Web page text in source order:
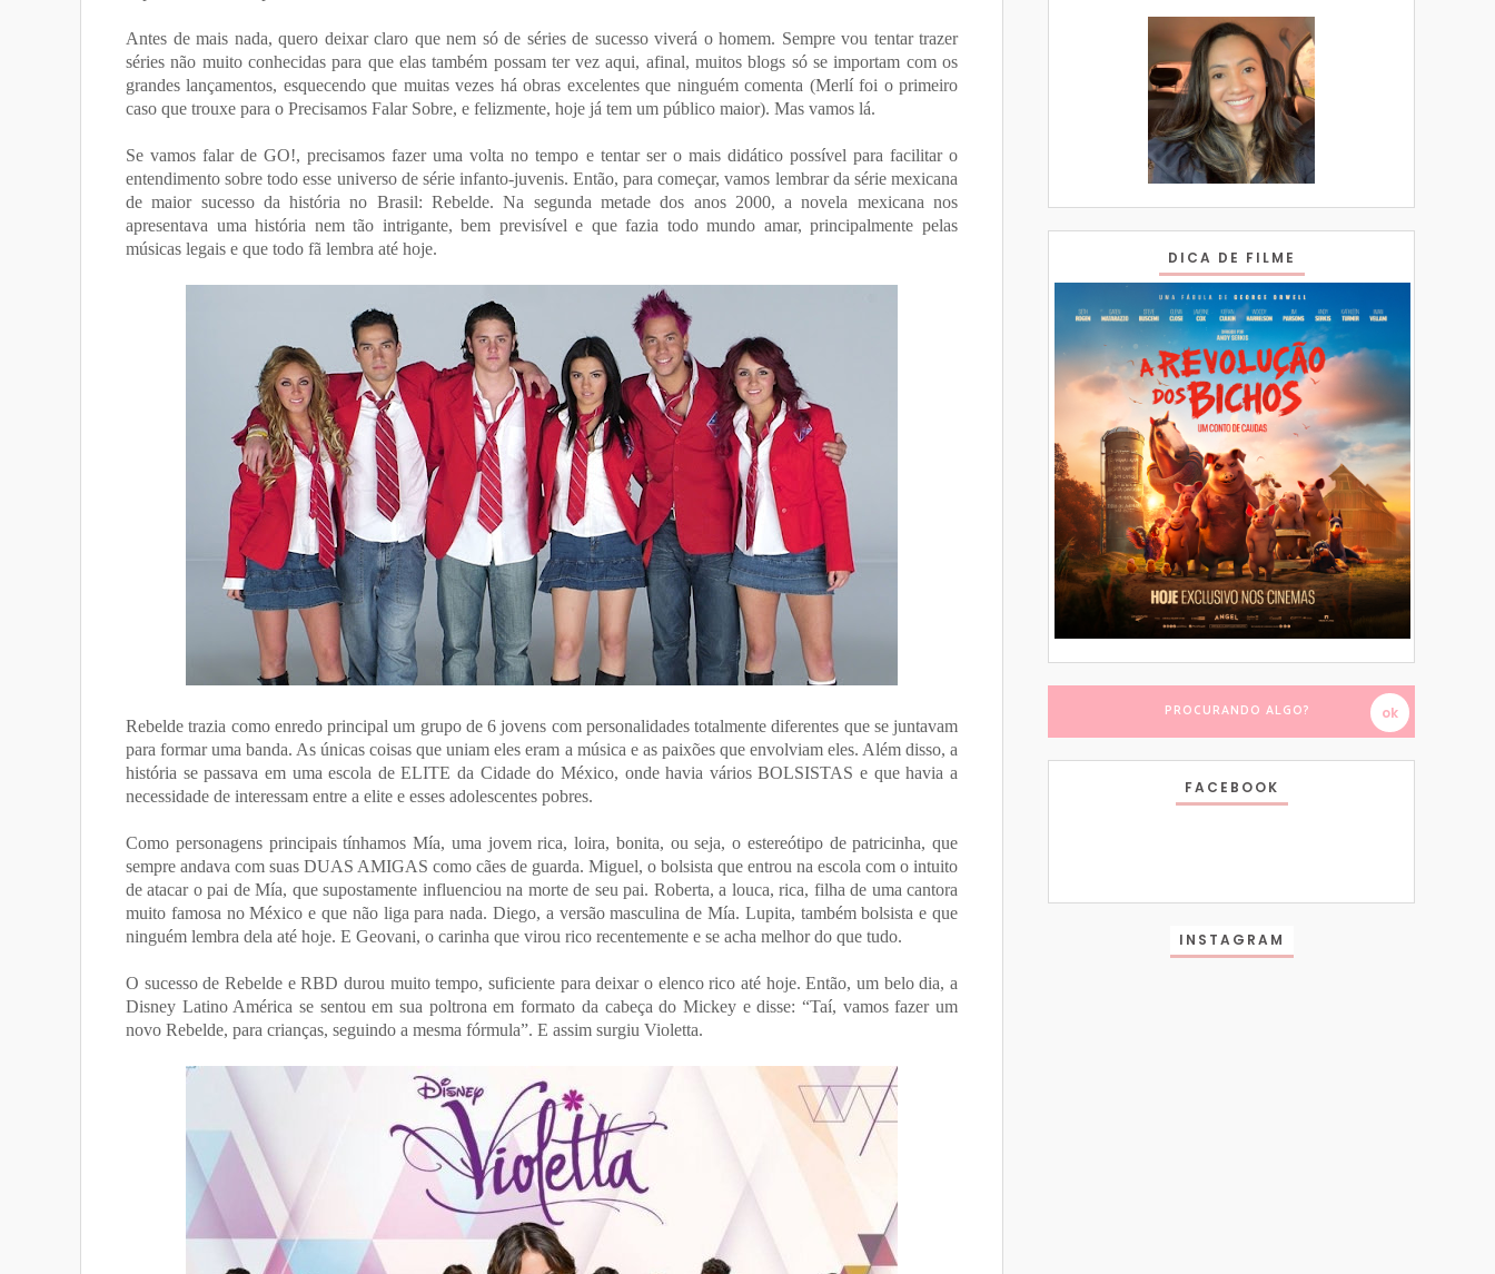
Antes de mais nada, quero deixar claro que nem só de séries de sucesso viverá o homem. Sempre vou tentar trazer
séries não muito conhecidas para que elas também possam ter vez aqui, afinal, muitos blogs só se importam com os
grandes lançamentos, esquecendo que muitas vezes há obras excelentes que ninguém comenta (Merlí foi o primeiro
caso que trouxe para o Precisamos Falar Sobre, e felizmente, hoje já tem um público maior). Mas vamos lá.
Se vamos falar de GO!, precisamos fazer uma volta no tempo e tentar ser o mais didático possível para facilitar o
entendimento sobre todo esse universo de série infanto-juvenis. Então, para começar, vamos lembrar da série mexicana
de maior sucesso da história no Brasil: Rebelde. Na segunda metade dos anos 2000, a novela mexicana nos
apresentava uma história nem tão intrigante, bem previsível e que fazia todo mundo amar, principalmente pelas
músicas legais e que todo fã lembra até hoje.
Rebelde trazia como enredo principal um grupo de 6 jovens com personalidades totalmente diferentes que se juntavam
para formar uma banda. As únicas coisas que uniam eles eram a música e as paixões que envolviam eles. Além disso, a
história se passava em uma escola de ELITE da Cidade do México, onde havia vários BOLSISTAS e que havia a
necessidade de interessam entre a elite e esses adolescentes pobres.
Como personagens principais tínhamos Mía, uma jovem rica, loira, bonita, ou seja, o estereótipo de patricinha, que
sempre andava com suas DUAS AMIGAS como cães de guarda. Miguel, o bolsista que entrou na escola com o intuito
de atacar o pai de Mía, que supostamente influenciou na morte de seu pai. Roberta, a louca, rica, filha de uma cantora
muito famosa no México e que não liga para nada. Diego, a versão masculina de Mía. Lupita, também bolsista e que
ninguém lembra dela até hoje. E Geovani, o carinha que virou rico recentemente e se acha melhor do que tudo.
O sucesso de Rebelde e RBD durou muito tempo, suficiente para deixar o elenco rico até hoje. Então, um belo dia, a
Disney Latino América se sentou em sua poltrona em formato da cabeça do Mickey e disse: “Taí, vamos fazer um
novo Rebelde, para crianças, seguindo a mesma fórmula”. E assim surgiu Violetta.
DICA DE FILME
FACEBOOK
INSTAGRAM